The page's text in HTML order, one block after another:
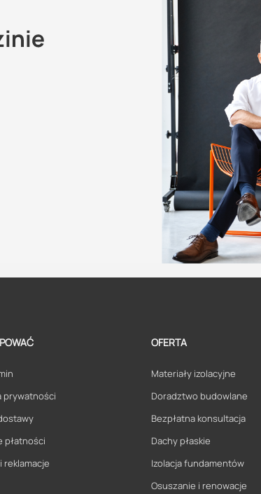
prywatności
płatności
reklamacje
OFERTA
Materiały izolacyjne
Doradztwo budowlane
Bezpłatna konsultacja
Dachy płaskie
Izolacja fundamentów
Osuszanie i renowacje